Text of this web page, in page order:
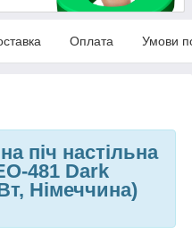
Оплата Умови
піч настільна
481 Dark
Німеччина)